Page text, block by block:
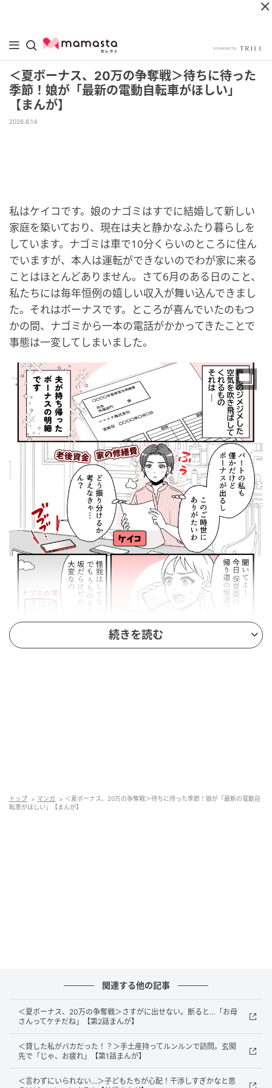
＜夏ボーナス、20万の争奪戦＞待ちに待った
季節！娘が「最新の電動自転車がほしい」
【まんが】
2026.6.14
私はケイコです。娘のナゴミはすでに結婚して新しい
家庭を築いており、現在は夫と静かなふたり暮らしを
しています。ナゴミは車で10分くらいのところに住ん
でいますが、本人は運転ができないのでわが家に来る
ことはほとんどありません。さて6月のある日のこと、
私たちには毎年恒例の嬉しい収入が舞い込んできまし
た。それはボーナスです。ところが喜んでいたのもつ
かの間、ナゴミから一本の電話がかかってきたことで
事態は一変してしまいました。
ます。あの坂を自力で登るのが過酷なのはよくわかり
ます。カノンちゃんを乗せた自転車を押して坂道を登
続きを読む
トップ マンガ
＜夏ボーナス、20万の争奪戦＞待ちに待った季節！娘が「最新の電動自
転車がほしい」【まんが】
関連する他の記事
＜夏ボーナス、20万の争奪戦＞さすがに出せない。断ると…「お母
さんってケチだね」【第2話まんが】
＜貸した私がバカだった！？＞手土産持ってルンルンで訪問。玄関
先で「じゃ、お疲れ」【第1話まんが】
＜言わずにいられない…＞子どもたちが心配！干渉しすぎかなと思